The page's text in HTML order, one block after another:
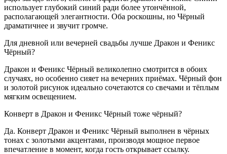
использует глубокий синий ради более утончённой,
располагающей элегантности. Оба роскошны, но Чёрный
драматичнее и звучит громче.
Для дневной или вечерней свадьбы лучше Дракон и Феникс
Чёрный?
Дракон и Феникс Чёрный великолепно смотрится в обоих
случаях, но особенно сияет на вечерних приёмах. Чёрный фон
и золотой рисунок идеально сочетаются со свечами и тёплым
мягким освещением.
Конверт в Дракон и Феникс Чёрный тоже чёрный?
Да. Конверт Дракон и Феникс Чёрный выполнен в чёрных
тонах с золотыми акцентами, производя мощное первое
впечатление в момент, когда гость открывает ссылку.